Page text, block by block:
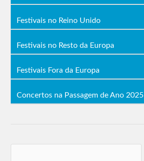
Festivais no Reino Unido
Festivais no Resto da Europa
Festivais Fora da Europa
Concertos na Passagem de Ano 2025